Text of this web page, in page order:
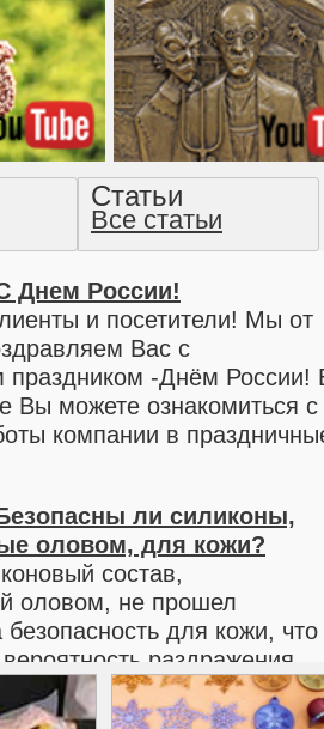
Американская готика -
прочтение методом
Статьи
Все статьи
Днем России!
и посетители! Мы от
Вас с
праздником -Днём России!
Вы можете ознакомиться с
компании в
8 марта!
Вас с наступающим
женским днем 8 марта!
можно ознакомиться с
компании в
ли силиконы,
оловом, для кожи?
состав,
оловом, не прошел
для кожи, что
раздражения